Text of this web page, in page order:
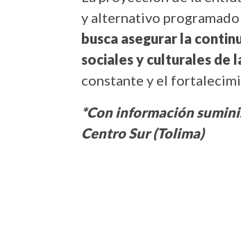
y alternativo programado
busca asegurar la
sociales y culturales de
constante y el
*Con información
Centro Sur (Tolima)